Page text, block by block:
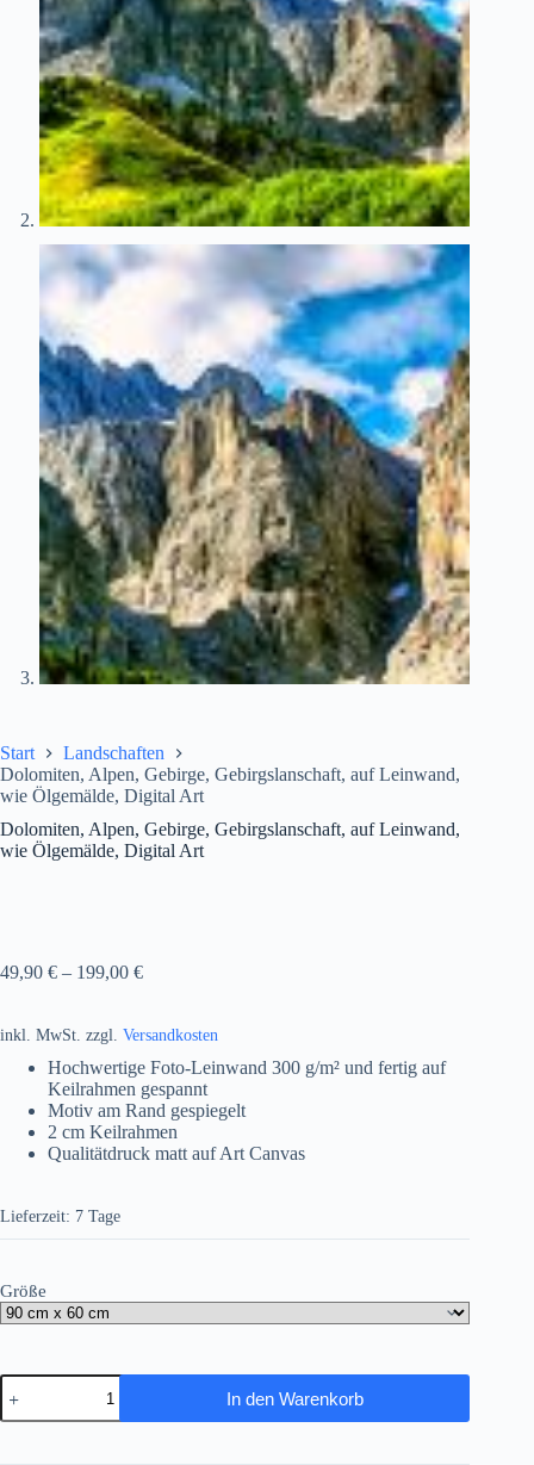
Start
Landschaften
Dolomiten, Alpen, Gebirge, Gebirgslanschaft, auf Leinwand,
wie Ölgemälde, Digital Art
Dolomiten, Alpen, Gebirge, Gebirgslanschaft, auf Leinwand,
wie Ölgemälde, Digital Art
49,90 € – 199,00 €
inkl. MwSt. zzgl. Versandkosten
Hochwertige Foto-Leinwand 300 g/m² und fertig auf
Keilrahmen gespannt
Motiv am Rand gespiegelt
2 cm Keilrahmen
Qualitätdruck matt auf Art Canvas
Lieferzeit: 7 Tage
Größe
Dolomiten,
Alpen,
Gebirge,
In den Warenkorb